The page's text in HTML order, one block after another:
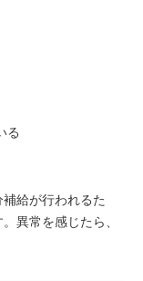
る
給が行われるた
異常を感じたら、